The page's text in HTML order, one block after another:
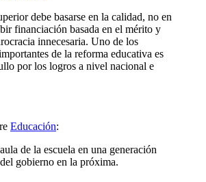
debe basarse en la calidad, no en
financiación basada en el mérito y
innecesaria. Uno de los
de la reforma educativa es
por los logros a nivel nacional e
Educación:
de la escuela en una generación
gobierno en la próxima.